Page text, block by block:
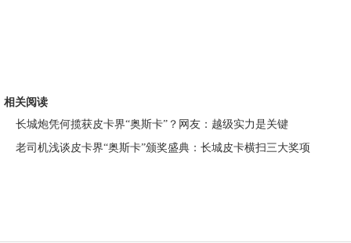
相关阅读
长城炮凭何揽获皮卡界“奥斯卡”？网友：越级实力是关键
老司机浅谈皮卡界“奥斯卡”颁奖盛典：长城皮卡横扫三大奖项